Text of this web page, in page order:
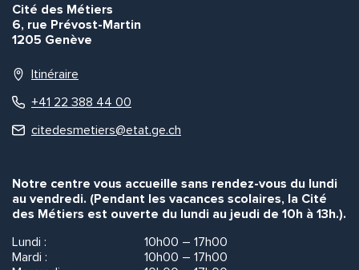
Cité des Métiers
6, rue Prévost-Martin
1205 Genève
Itinéraire
+41 22 388 44 00
citedesmetiers@etat.ge.ch
Notre centre vous accueille sans rendez-vous du lundi
au vendredi. (Pendant les vacances scolaires, la Cité
des Métiers est ouverte du lundi au jeudi de 10h à 13h.).
Lundi :
10h00 – 17h00
Mardi :
10h00 – 17h00
Envoyer
Envoyer